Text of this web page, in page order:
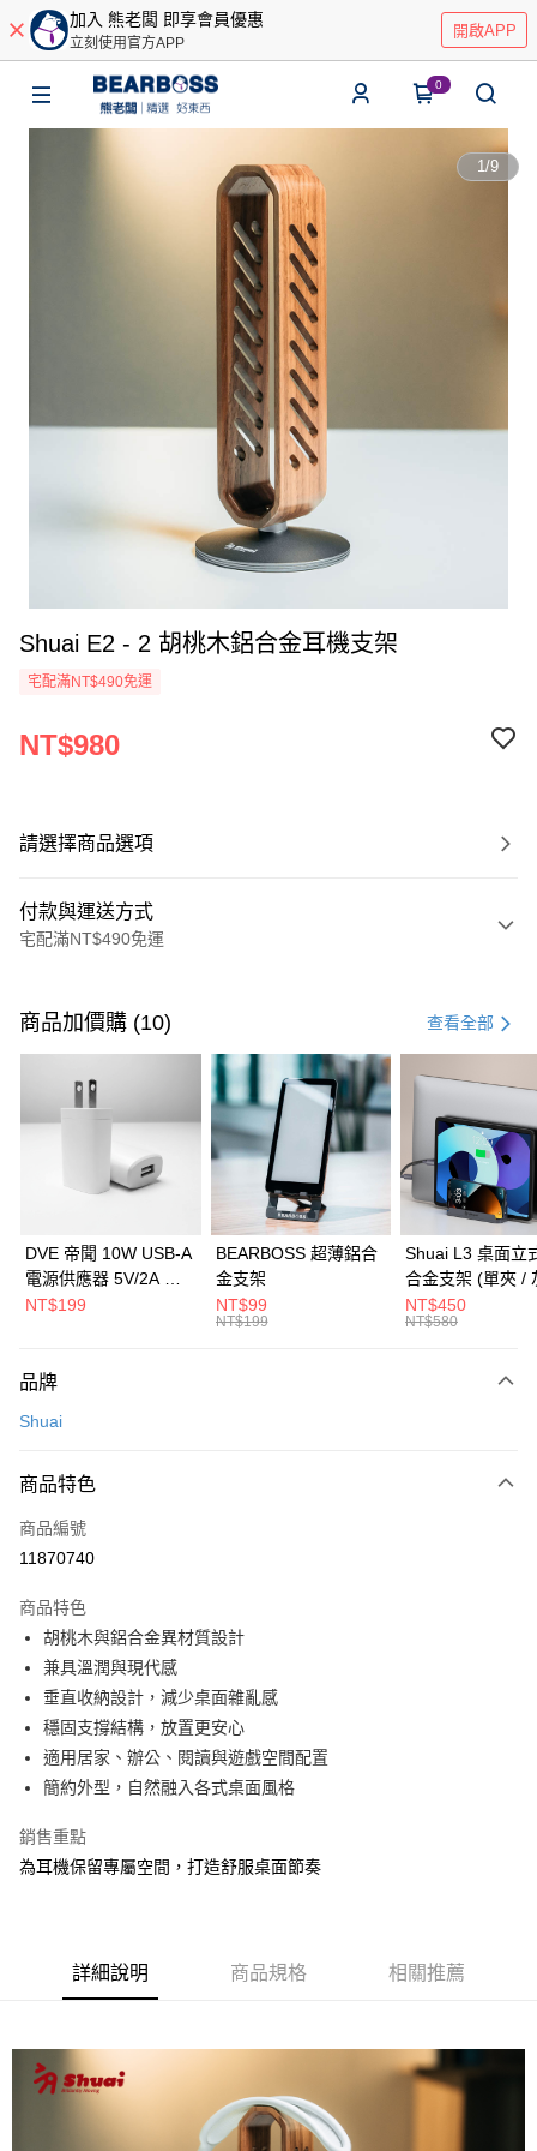
加入 熊老闆 即享會員優惠
立刻使用官方APP
開啟APP
0
1/9
Shuai E2 - 2 胡桃木鋁合金耳機支架
宅配滿NT$490免運
NT$980
請選擇商品選項
付款與運送方式
宅配滿NT$490免運
信用卡一次付款
3 期 0 利率 每期 NT$326
第一商業銀行
華南商業銀行
彰化商業銀行
上海商業儲蓄銀行
台北富邦商業銀行
兆豐國際商業銀行
臺灣中小企業銀行
台中商業銀行
匯豐（台灣）商業銀行
華泰商業銀行
聯邦商業銀行
元大商業銀行
台灣樂天信用卡公司
NT$163 21家銀行
合作金庫商業銀行
第一商業銀行
彰化商業銀行
台北富邦商業銀行
國泰世華商業銀行
兆豐國際商業銀行
臺灣中小企業銀行
匯豐（台灣）商業銀行
玉山商業銀行
台灣樂天信用卡公司
街口支付
悠遊付
相關說明
1.本服務由台灣大哥大提供，台灣大哥大用戶可立即使用無須另外申請。
2.付款方式選擇「大哥付你分期」，訂單成立後會自動跳轉到大哥付的交易
3.實際核准額度、可分期數及費用金額請依後續交易確認頁面所載為準。
4.訂單成立30分鐘內，如未前往確認交易或遇審核未通過，訂單將自動取
消。如遇「轉專審核」未通過狀況，表示未達大哥付你分期系統評分，恕無
法說明評估內容。
【繳款方式說明】
1.分期款項不併入電信帳單，「大哥付你分期」於每月結算日後寄送繳費提
2.透過簡訊連結打開帳單後，可選擇「超商條碼／台灣大直營門市／銀行轉
帳／街口支付／iPASS MONEY」等通路繳費。
【注意事項】
用戶於交易時，得透過本服務購買商品或服務，並由商店將買賣／分期付款
由本公司與您本人進行分期帳單所需資料之確認、核對及更正。
3.完整用戶服務條款，請詳閱以下連結：https://oppay.tw/userRule
ATM付款
貨到付款
運送方式
7-11取貨(快速到店)
每筆NT$100，滿NT$1,000(含以上)免運費
每筆NT$80，滿NT$490(含以上)免運費
貨到付款
每筆NT$80，滿NT$1,000(含以上)免運費
商品加價購 (10) 查看全部
DVE 帝聞 10W USB-A
電源供應器 5V/2A 充
電頭 (適用閱讀器、小
NT$199
BEARBOSS 超薄鋁合
金支架
NT$99
NT$199
Shuai L3 桌面立
合金支架 (單夾 /
NT$450
NT$580
品牌
Shuai
商品特色
商品編號
11870740
商品特色
胡桃木與鋁合金異材質設計
兼具溫潤與現代感
垂直收納設計，減少桌面雜亂感
穩固支撐結構，放置更安心
適用居家、辦公、閱讀與遊戲空間配置
簡約外型，自然融入各式桌面風格
銷售重點
為耳機保留專屬空間，打造舒服桌面節奏
詳細說明 商品規格 相關推薦